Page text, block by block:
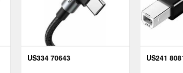
US334 70643 US241